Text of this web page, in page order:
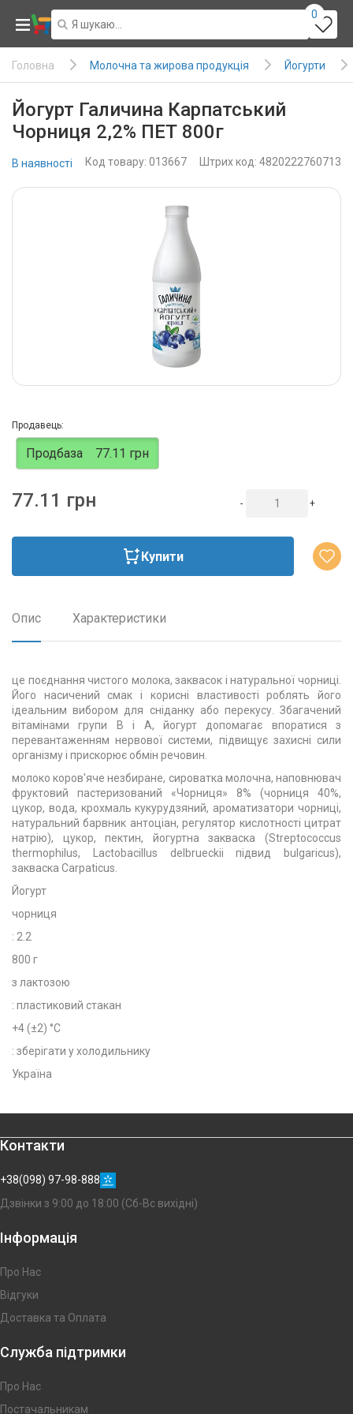
0
Головна Молочна та жирова продукція Йогурти
Йогурт Галичина Карпатський
Чорниця 2,2% ПЕТ 800г
В наявності Код товару: 013667 Штрих код: 4820222760713
Продавець:
Продбаза 77.11 грн
77.11 грн - +
Купити
Опис Характеристики
це поєднання чистого молока, заквасок і натуральної чорниці.
Його насичений смак і корисні властивості роблять його
ідеальним вибором для сніданку або перекусу. Збагачений
вітамінами групи В і А, йогурт допомагає впоратися з
перевантаженням нервової системи, підвищує захисні сили
організму і прискорює обмін речовин.
молоко коров'яче незбиране, сироватка молочна, наповнювач
фруктовий пастеризований «Чорниця» 8% (чорниця 40%,
цукор, вода, крохмаль кукурудзяний, ароматизатори чорниці,
натуральний барвник антоціан, регулятор кислотності цитрат
натрію), цукор, пектин, йогуртна закваска (Streptococcus
thermophilus, Lactobacillus delbrueckii підвид bulgaricus),
закваска Carpaticus.
Йогурт
чорниця
: 2.2
800 г
з лактозою
: пластиковий стакан
+4 (±2) °C
: зберігати у холодильнику
Україна
Контакти
+38(098) 97-98-888
Дзвінки з 9:00 до 18:00 (Сб-Вс вихідні)
Інформація
Про Нас
Відгуки
Доставка та Оплата
Служба підтримки
Про Нас
Постачальникам